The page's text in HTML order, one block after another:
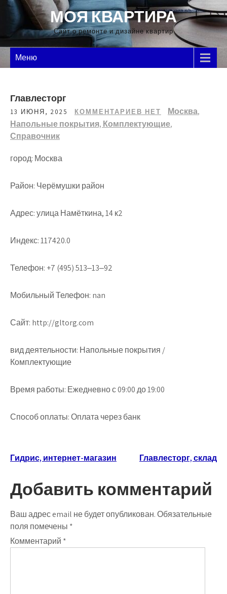
Перейти
содержимому
МОЯ КВАРТИРА
Сайт о ремонте и дизайне квартир
Меню
Главлесторг
13 ИЮНЯ, 2025 КОММЕНТАРИЕВ НЕТ Москва,
Напольные покрытия, Комплектующие,
Справочник
город: Москва
Район: Черёмушки район
Адрес: улица Намёткина, 14 к2
Индекс: 117420.0
Телефон: +7 (495) 513‒13‒92
Мобильный Телефон: nan
Сайт: http://gltorg.com
вид деятельности: Напольные покрытия /
Комплектующие
Время работы: Ежедневно с 09:00 до 19:00
Способ оплаты: Оплата через банк
Навигация
по
записям
Гидрис, интернет-магазин Главлесторг, склад
Добавить комментарий
Ваш адрес email не будет опубликован.Обязательные
поля помечены *
Комментарий *